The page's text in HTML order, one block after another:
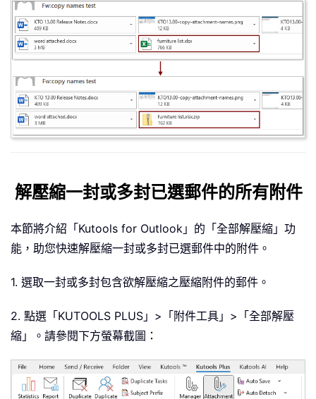
解壓縮一封或多封已選郵件的所有附件
本節將介紹「Kutools for Outlook」的「全部解壓縮」功
能，助您快速解壓縮一封或多封已選郵件中的附件。
1. 選取一封或多封包含欲解壓縮之壓縮附件的郵件。
2. 點選「KUTOOLS PLUS」>「附件工具」>「全部解壓
縮」。請參閱下方螢幕截圖：